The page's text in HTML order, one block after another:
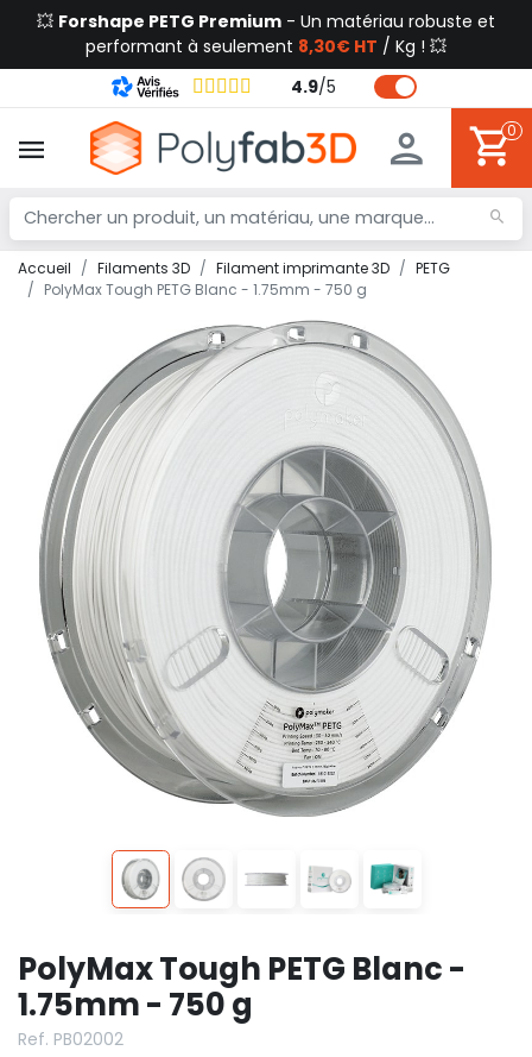
💥 Forshape PETG Premium - Un matériau robuste et
performant à seulement 8,30€ HT / Kg ! 💥
4.9/5
0
Accueil Filaments 3D Filament imprimante 3D
PETG
PolyMax Tough PETG Blanc - 1.75mm - 750 g
PolyMax Tough PETG Blanc -
1.75mm - 750 g
Ref. PB02002